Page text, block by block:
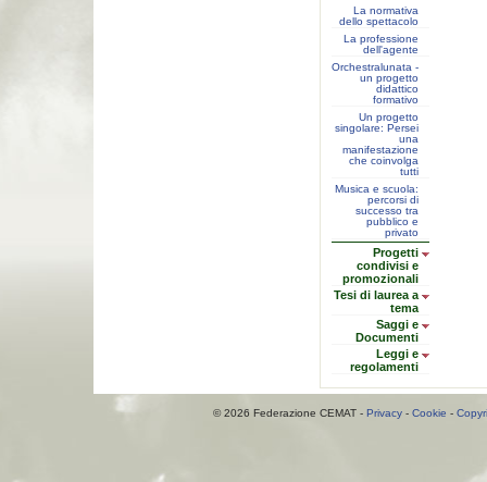
La normativa
dello spettacolo
La professione
dell'agente
Orchestralunata -
un progetto
didattico
formativo
Un progetto
singolare: Persei
una
manifestazione
che coinvolga
tutti
Musica e scuola:
percorsi di
successo tra
pubblico e
privato
Progetti
condivisi e
promozionali
Tesi di laurea a
tema
Saggi e
Documenti
Leggi e
regolamenti
© 2026 Federazione CEMAT - Privacy- Cookie -